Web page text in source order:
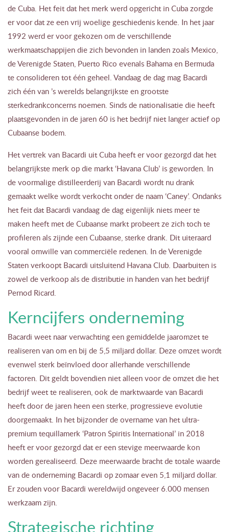
de Cuba. Het feit dat het merk werd opgericht in Cuba zorgde
er voor dat ze een vrij woelige geschiedenis kende. In het jaar
1992 werd er voor gekozen om de verschillende
werkmaatschappijen die zich bevonden in landen zoals Mexico,
de Verenigde Staten, Puerto Rico evenals Bahama en Bermuda
te consolideren tot één geheel. Vandaag de dag mag Bacardi
zich één van ’s werelds belangrijkste en grootste
sterkedrankconcerns noemen. Sinds de nationalisatie die heeft
plaatsgevonden in de jaren 60 is het bedrijf niet langer actief op
Cubaanse bodem.
Het vertrek van Bacardi uit Cuba heeft er voor gezorgd dat het
belangrijkste merk op die markt ‘Havana Club’ is geworden. In
de voormalige distilleerderij van Bacardi wordt nu drank
gemaakt welke wordt verkocht onder de naam ‘Caney’. Ondanks
het feit dat Bacardi vandaag de dag eigenlijk niets meer te
maken heeft met de Cubaanse markt probeert ze zich toch te
profileren als zijnde een Cubaanse, sterke drank. Dit uiteraard
vooral omwille van commerciële redenen. In de Verenigde
Staten verkoopt Bacardi uitsluitend Havana Club. Daarbuiten is
zowel de verkoop als de distributie in handen van het bedrijf
Pernod Ricard.
Kerncijfers onderneming
Bacardi weet naar verwachting een gemiddelde jaaromzet te
realiseren van om en bij de 5,5 miljard dollar. Deze omzet wordt
evenwel sterk beïnvloed door allerhande verschillende
factoren. Dit geldt bovendien niet alleen voor de omzet die het
bedrijf weet te realiseren, ook de marktwaarde van Bacardi
heeft door de jaren heen een sterke, progressieve evolutie
doorgemaakt. In het bijzonder de overname van het ultra-
premium tequillamerk ‘Patron Spiritis International’ in 2018
heeft er voor gezorgd dat er een stevige meerwaarde kon
worden gerealiseerd. Deze meerwaarde bracht de totale waarde
van de onderneming Bacardi op zomaar even 5,1 miljard dollar.
Er zouden voor Bacardi wereldwijd ongeveer 6.000 mensen
werkzaam zijn.
Strategische richting